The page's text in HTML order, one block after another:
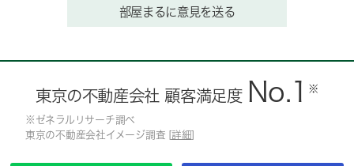
部屋まるに意見を送る
東京の不動産会社 顧客満足度 No.1 ※
※ゼネラルリサーチ調べ
東京の不動産会社イメージ調査 [ 詳細